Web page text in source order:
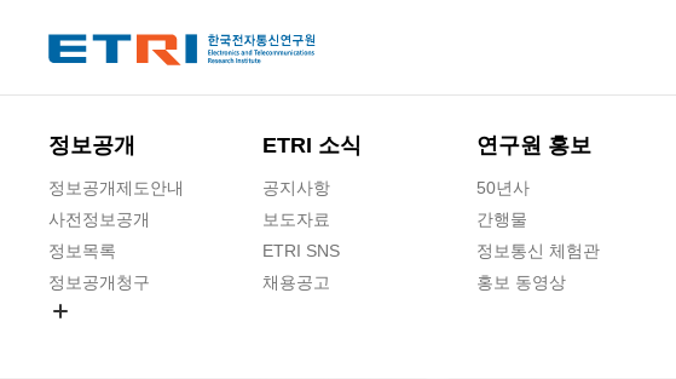
정보공개
정보공개제도안내
사전정보공개
정보목록
정보공개청구
ETRI 소식
공지사항
보도자료
ETRI SNS
채용공고
연구원 홍보
50년사
간행물
정보통신 체험관
홍보 동영상